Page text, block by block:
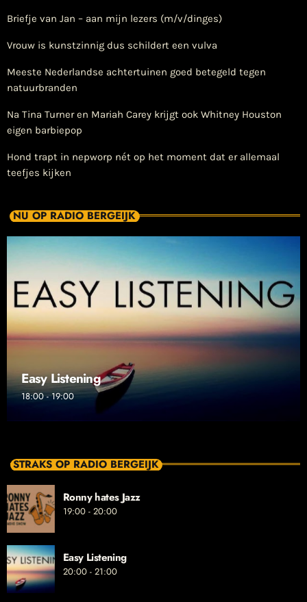
Briefje van Jan – aan mijn lezers (m/v/dinges)
Vrouw is kunstzinnig dus schildert een vulva
Meeste Nederlandse achtertuinen goed betegeld tegen
natuurbranden
Na Tina Turner en Mariah Carey krijgt ook Whitney Houston
eigen barbiepop
Hond trapt in nepworp nét op het moment dat er allemaal
teefjes kijken
NU OP RADIO BERGEIJK
Easy Listening
18:00 - 19:00
STRAKS OP RADIO BERGEIJK
Ronny hates Jazz
19:00 - 20:00
Easy Listening
20:00 - 21:00